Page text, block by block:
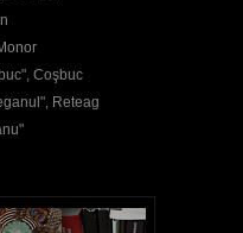
Coşbuc
Reteag